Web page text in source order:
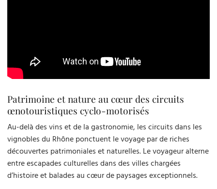
Patrimoine et nature au cœur des circuits
œnotouristiques cyclo-motorisés
Au-delà des vins et de la gastronomie, les circuits dans les
vignobles du Rhône ponctuent le voyage par de riches
découvertes patrimoniales et naturelles. Le voyageur alterne
entre escapades culturelles dans des villes chargées
d’histoire et balades au cœur de paysages exceptionnels.